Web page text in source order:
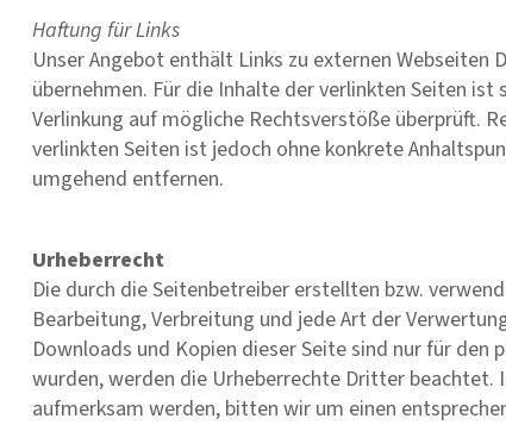
Haftung für Links
Unser Angebot enthält Links zu externen Webseiten
übernehmen. Für die Inhalte der verlinkten Seiten
Verlinkung auf mögliche Rechtsverstöße überprüft.
verlinkten Seiten ist jedoch ohne konkrete
umgehend entfernen.
Urheberrecht
Die durch die Seitenbetreiber erstellten bzw.
Bearbeitung, Verbreitung und jede Art der
Downloads und Kopien dieser Seite sind nur für
wurden, werden die Urheberrechte Dritter
aufmerksam werden, bitten wir um einen